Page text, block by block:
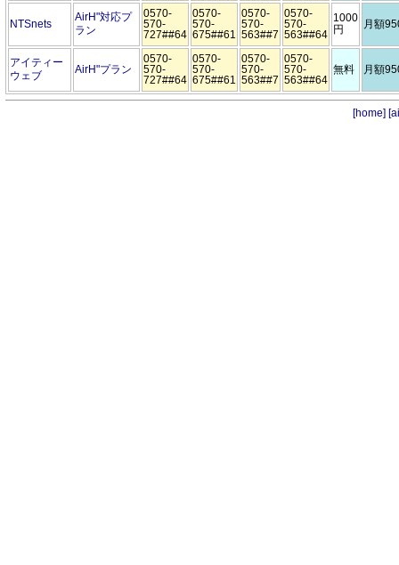
NTSnets
AirH"対応プ
ラン
0570-
570-
727##64
0570-
570-
675##61
0570-
570-
563##7
0570-
570-
563##64
1000
円
月額
アイティー
ウェブ
AirH"プラン
0570-
570-
727##64
0570-
570-
675##61
0570-
570-
563##7
0570-
570-
563##64
無料 月額
[home]